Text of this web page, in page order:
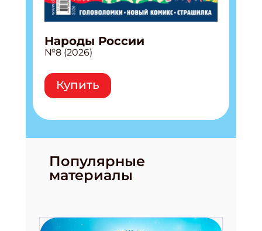
Народы России
№8 (2026)
Купить
Популярные
материалы